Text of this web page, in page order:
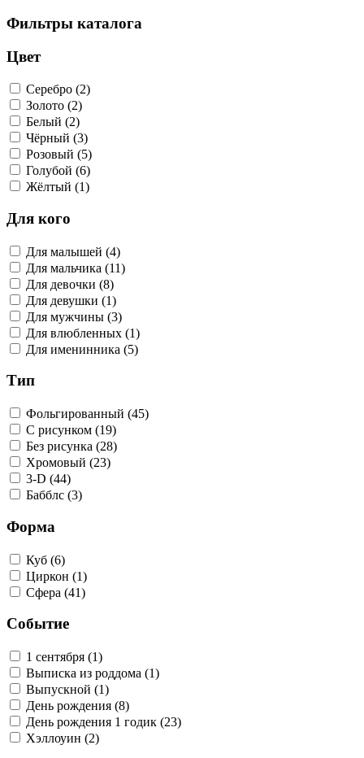
Фильтры каталога
Цвет
Серебро (2)
Золото (2)
Белый (2)
Чёрный (3)
Розовый (5)
Голубой (6)
Жёлтый (1)
Для кого
Для малышей (4)
Для мальчика (11)
Для девочки (8)
Для девушки (1)
Для мужчины (3)
Для влюбленных (1)
Для именинника (5)
Тип
Фольгированный (45)
С рисунком (19)
Без рисунка (28)
Хромовый (23)
3-D (44)
Бабблс (3)
Форма
Куб (6)
Циркон (1)
Сфера (41)
Событие
1 сентября (1)
Выписка из роддома (1)
Выпускной (1)
День рождения (8)
День рождения 1 годик (23)
Хэллоуин (2)